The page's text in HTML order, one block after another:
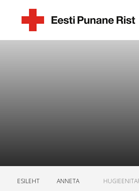
ESILEHT ANNETA